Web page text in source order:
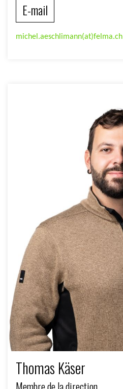
E-mail
michel.aeschlimann(at)felma.ch
Thomas Käser